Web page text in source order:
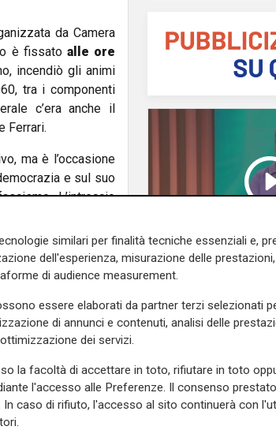
da Camera
è fissato alle ore
incendiò gli animi
tra i componenti
c’era anche il
Ferrari.
ma è l’occasione
e sul suo
L’intreccio
il blocco dei
Purtroppo la
riforma degli
di diseguaglianza
renda esigibile
questo Paese più
30 Giugno in
Monumentale,
che lo ricorda. A
Cgil e Anpi.
L'analisi
Claudio
punti d'incontro
similari per finalità tecniche essenziali e,
dell'esperienza, misurazione delle
di audience measurement.
essere elaborati da partner terzi selezionati
di annunci e contenuti, analisi delle
dei servizi.
la facoltà di accettare in toto, rifiutare in toto
l'accesso alle Preferenze. Il consenso
caso di rifiuto, l'accesso al sito continuerà con